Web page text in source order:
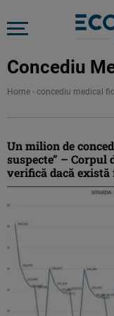
Concediu
Home - concediu medical
Un milion de
suspecte” –
verifică dacă există